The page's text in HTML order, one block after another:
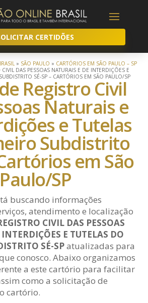
CERTIDÕES
» SÃO PAULO » CARTÓRIOS EM SÃO PAULO – SP
DAS PESSOAS NATURAIS E DE INTERDIÇÕES E
SÉ-SP – CARTÓRIOS EM SÃO PAULO/SP
Registro Civil
Naturais e
e Tutelas
Subdistrito
em São
Paulo/SP
buscando informações
atendimento e localização
CIVIL DAS PESSOAS
E TUTELAS DO
SÉ-SPatualizadas para
conosco. Abaixo organizamos
a este cartório para facilitar
como a solicitação de
cartório.